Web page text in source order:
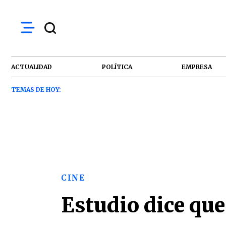
ACTUALIDAD POLÍTICA EMPRESA
TEMAS DE HOY:
CINE
Estudio dice